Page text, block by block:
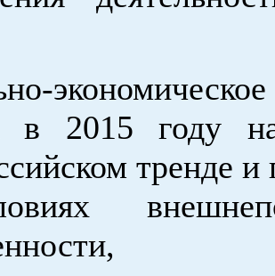
в 2015 году
тренде и